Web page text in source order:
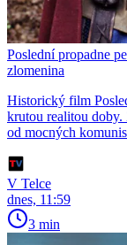
Poslední propadne
zlomenina
Historický film
krutou realitou
od mocných
V Telce
dnes, 11:59
3 min